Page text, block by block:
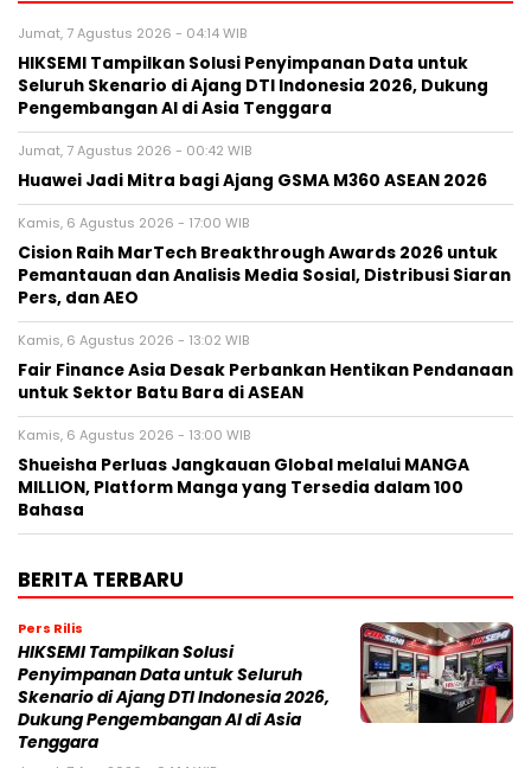
Jumat, 7 Agustus 2026 - 04:14 WIB
HIKSEMI Tampilkan Solusi Penyimpanan Data untuk
Seluruh Skenario di Ajang DTI Indonesia 2026, Dukung
Pengembangan AI di Asia Tenggara
Jumat, 7 Agustus 2026 - 00:42 WIB
Huawei Jadi Mitra bagi Ajang GSMA M360 ASEAN 2026
Kamis, 6 Agustus 2026 - 17:00 WIB
Cision Raih MarTech Breakthrough Awards 2026 untuk
Pemantauan dan Analisis Media Sosial, Distribusi Siaran
Pers, dan AEO
Kamis, 6 Agustus 2026 - 13:02 WIB
Fair Finance Asia Desak Perbankan Hentikan Pendanaan
untuk Sektor Batu Bara di ASEAN
Kamis, 6 Agustus 2026 - 13:00 WIB
Shueisha Perluas Jangkauan Global melalui MANGA
MILLION, Platform Manga yang Tersedia dalam 100
Bahasa
BERITA TERBARU
Pers Rilis
HIKSEMI Tampilkan Solusi
Penyimpanan Data untuk Seluruh
Skenario di Ajang DTI Indonesia 2026,
Dukung Pengembangan AI di Asia
Tenggara